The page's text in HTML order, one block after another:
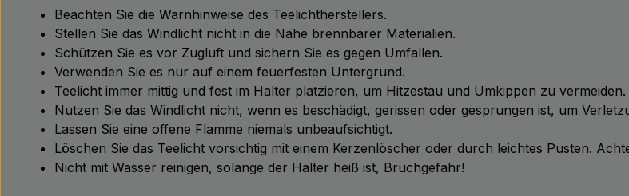
Beachten Sie die Warnhinweise des Teelichtherstellers.
Stellen Sie das Windlicht nicht in die Nähe brennbarer Materialien.
Schützen Sie es vor Zugluft und sichern Sie es gegen Umfallen.
Verwenden Sie es nur auf einem feuerfesten Untergrund.
Teelicht immer mittig und fest im Halter platzieren, um Hitzestau und Umkippen zu vermeiden.
Nutzen Sie das Windlicht nicht, wenn es beschädigt, gerissen oder gesprungen ist, um
Lassen Sie eine offene Flamme niemals unbeaufsichtigt.
Löschen Sie das Teelicht vorsichtig mit einem Kerzenlöscher oder durch leichtes Pusten.
Nicht mit Wasser reinigen, solange der Halter heiß ist, Bruchgefahr!